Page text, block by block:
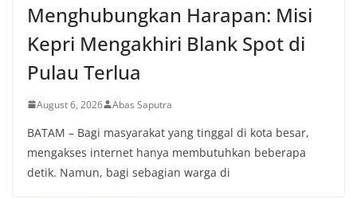
Menghubungkan Harapan: Misi
Kepri Mengakhiri Blank Spot di
Pulau Terlua
August 6, 2026 Abas Saputra
BATAM – Bagi masyarakat yang tinggal di kota besar,
mengakses internet hanya membutuhkan beberapa
detik. Namun, bagi sebagian warga di